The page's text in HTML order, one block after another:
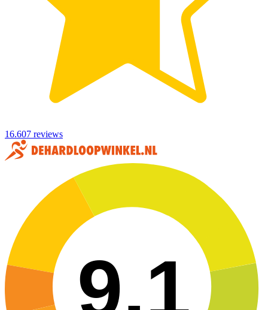
16.607 reviews
9,1